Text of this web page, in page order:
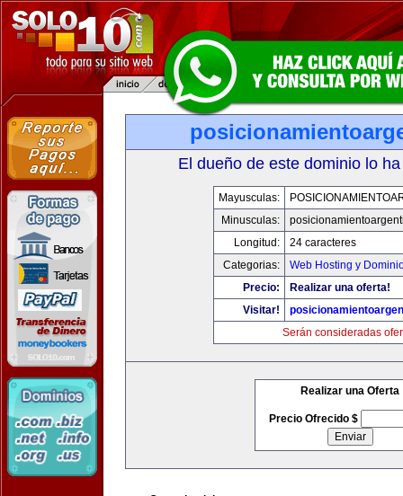
El dueño de este dominio lo
Mayusculas:
Minusculas:
Longitud:
24 caracteres
Categorias:
Web Hosting y
Precio:
Realizar una oferta!
Visitar!
Serán consideradas
Realizar una Oferta
Precio Ofrecido $